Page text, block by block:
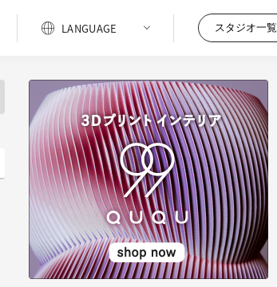
スタジオ一覧